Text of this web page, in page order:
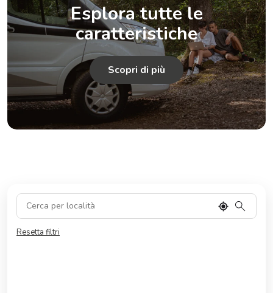
Esplora tutte le
caratteristiche
Scopri di più
Resetta filtri